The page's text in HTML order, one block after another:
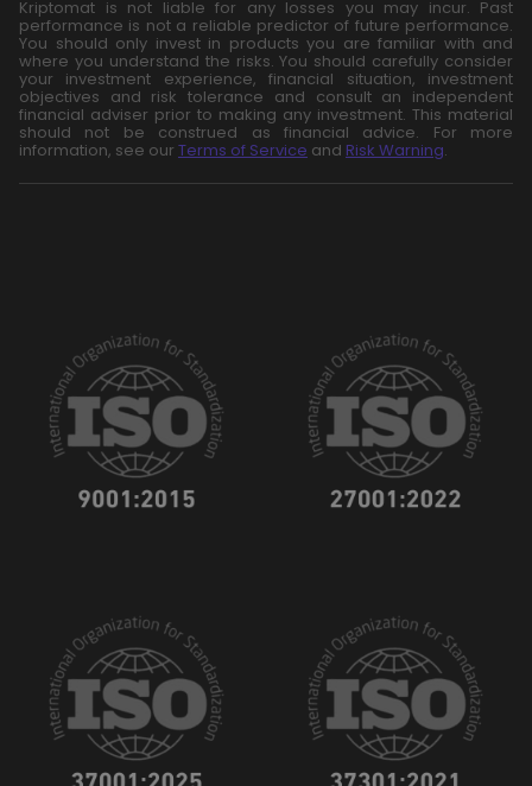
Kriptomat is not liable for any losses you may incur. Past
performance is not a reliable predictor of future performance.
You should only invest in products you are familiar with and
where you understand the risks. You should carefully consider
your investment experience, financial situation, investment
objectives and risk tolerance and consult an independent
financial adviser prior to making any investment. This material
should not be construed as financial advice. For more
information, see our Terms of Service and Risk Warning.